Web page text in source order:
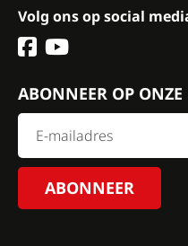
Volg ons op social
ABONNEER OP